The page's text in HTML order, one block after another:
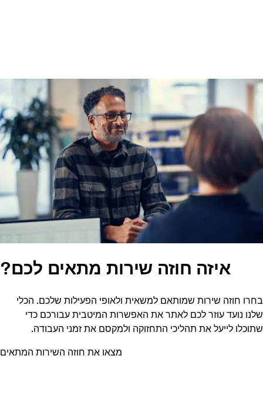
איזה חוזה שירות מתאים לכם?
חוזה שירות שמותאם למשאית ולאופי הפעילות שלכם. הכלי
נועד עוזר לכם לאתר את האפשרות המיטבית עבורכם כדי
לייעל את תהליכי התחזוקה ולמקסם את זמני העבודה.
מצאו את חוזה השירות המתאים